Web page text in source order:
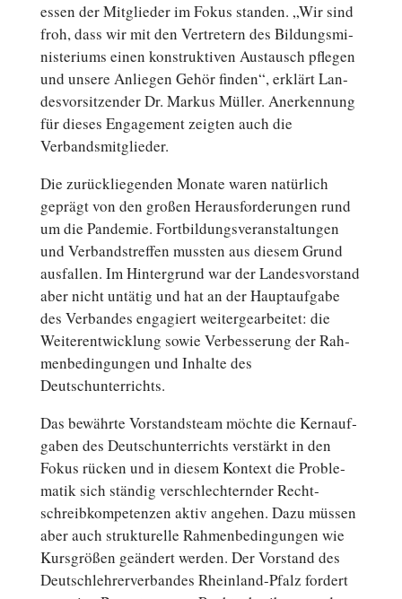
es­sen der Mit­glie­der im Fokus standen. „Wir sind
froh, dass wir mit den Ver­tre­tern des Bil­dungs­mi­
nis­te­ri­ums einen kon­struk­ti­ven Aus­tausch pflegen
und unsere An­lie­gen Gehör finden“, erklärt Lan­
des­vor­sit­zen­der Dr. Markus Müller. An­er­ken­nung
für dieses En­ga­ge­ment zeigten auch die
Verbandsmitglieder.
Die zu­rück­lie­gen­den Monate waren na­tür­lich
geprägt von den großen Her­aus­for­de­run­gen rund
um die Pan­de­mie. Fort­bil­dungs­ver­an­stal­tun­gen
und Ver­bands­tref­fen mussten aus diesem Grund
aus­fal­len. Im Hin­ter­grund war der Lan­des­vor­stand
aber nicht untätig und hat an der Haupt­auf­ga­be
des Ver­ban­des en­ga­giert wei­ter­ge­ar­bei­tet: die
Wei­ter­ent­wick­lung sowie Ver­bes­se­rung der Rah­
men­be­din­gun­gen und Inhalte des
Deutschunterrichts.
Das be­währ­te Vor­stands­team möchte die Kern­auf­
ga­ben des Deutsch­un­ter­richts ver­stärkt in den
Fokus rücken und in diesem Kontext die Pro­ble­
ma­tik sich ständig ver­schlech­tern­der Recht­
schreib­kom­pe­ten­zen aktiv angehen. Dazu müssen
aber auch struk­tu­rel­le Rah­men­be­din­gun­gen wie
Kurs­grö­ßen ge­än­dert werden. Der Vor­stand des
Deutsch­leh­rer­ver­ban­des Rheinland-Pfalz fordert